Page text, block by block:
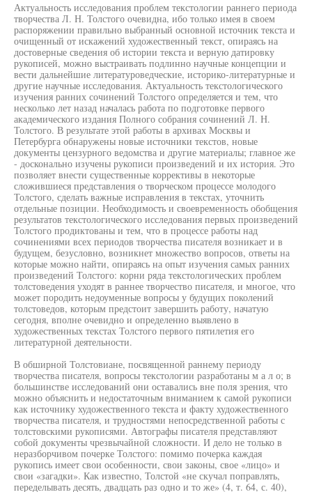
Актуальность исследования проблем текстологии раннего периода
творчества Л. Н. Толстого очевидна, ибо только имея в своем
распоряжении правильно выбранный основной источник текста и
очищенный от искажений художественный текст, опираясь на
достоверные сведения об истории текста и верную датировку
рукописей, можно выстраивать подлинно научные концепции и
вести дальнейшие литературоведческие, историко-литературные и
другие научные исследования. Актуальность текстологического
изучения ранних сочинений Толстого определяется и тем, что
несколько лет назад началась работа по подготовке первого
академического издания Полного собрания сочинений Л. Н.
Толстого. В результате этой работы в архивах Москвы и
Петербурга обнаружены новые источники текстов, новые
документы цензурного ведомства и другие материалы; главное же
- досконально изучены рукописи произведений и их история. Это
позволяет внести существенные коррективы в некоторые
сложившиеся представления о творческом процессе молодого
Толстого, сделать важные исправления в текстах, уточнить
отдельные позиции. Необходимость и своевременность обобщения
результатов текстологического исследования первых произведений
Толстого продиктованы и тем, что в процессе работы над
сочинениями всех периодов творчества писателя возникает и в
будущем, безусловно, возникнет множество вопросов, ответы на
которые можно найти, опираясь на опыт изучения самых ранних
произведений Толстого: корни ряда текстологических проблем
толстоведения уходят в раннее творчество писателя, и многое, что
может породить недоуменные вопросы у будущих поколений
толстоведов, которым предстоит завершить работу, начатую
сегодня, вполне очевидно и определенно выявлено в
художественных текстах Толстого первого пятилетия его
литературной деятельности.
В обширной Толстовиане, посвященной раннему периоду
творчества писателя, вопросы текстологии разработаны м а л о; в
большинстве исследований они оставались вне поля зрения, что
можно объяснить и недостаточным вниманием к самой рукописи
как источнику художественного текста и факту художественного
творчества писателя, и трудностями непосредственной работы с
толстовскими рукописями. Автографы писателя представляют
собой документы чрезвычайной сложности. И дело не только в
неразборчивом почерке Толстого: помимо почерка каждая
рукопись имеет свои особенности, свои законы, свое «лицо» и
свои «загадки». Как известно, Толстой «не скучал поправлять,
переделывать десять, двадцать раз одно и то же» (4, т. 64, с. 40),